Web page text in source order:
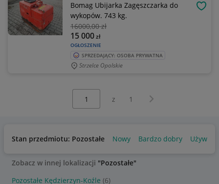
Bomag Ubijarka Zagęszczarka do
wykopów. 743 kg.
16000,00 zł
OGŁOSZENIE
15 000zł
SPRZEDAJĄCY: OSOBA PRYWATNA
Strzelce Opolskie
z 1 Następna strona
Stan przedmiotu: Pozostałe Nowy Bardzo dobry Używany
Zobacz w innej lokalizacji "Pozostałe"
Pozostałe Kędzierzyn-Koźle (6)